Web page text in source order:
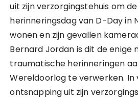
uit zijn verzorgingstehuis om
herinneringsdag van D-Day in
wonen en zijn gevallen
Bernard Jordan is dit de enige
traumatische herinneringen
Wereldoorlog te verwerken. In
ontsnapping uit zijn